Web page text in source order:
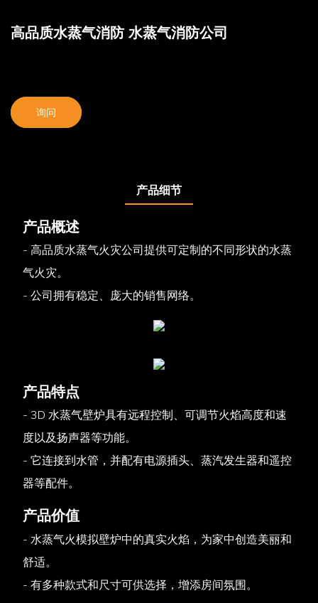
高品质水蒸气消防 水蒸气消防公司
询问
产品细节
产品概述
- 高品质水蒸气火灾公司提供可定制的不同形状的水蒸
气火灾。
- 公司拥有稳定、庞大的销售网络。
产品特点
- 3D 水蒸气壁炉具有远程控制、可调节火焰高度和速
度以及扬声器等功能。
- 它连接到水管，并配有电源插头、蒸汽发生器和遥控
器等配件。
产品价值
- 水蒸气火模拟壁炉中的真实火焰，为家中创造美丽和
舒适。
- 有多种款式和尺寸可供选择，增添房间氛围。